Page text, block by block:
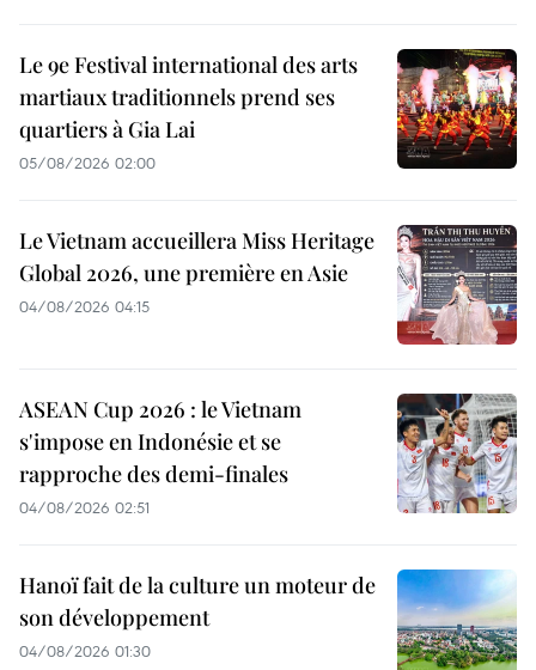
Le 9e Festival international des arts
martiaux traditionnels prend ses
quartiers à Gia Lai
05/08/2026 02:00
Le Vietnam accueillera Miss Heritage
Global 2026, une première en Asie
04/08/2026 04:15
ASEAN Cup 2026 : le Vietnam
s'impose en Indonésie et se
rapproche des demi-finales
04/08/2026 02:51
Hanoï fait de la culture un moteur de
son développement
04/08/2026 01:30